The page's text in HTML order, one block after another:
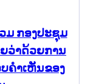
ມ ກອງປະຊຸມ
ວ່າດ້ວຍການ
ຄຳເຫັນຂອງ